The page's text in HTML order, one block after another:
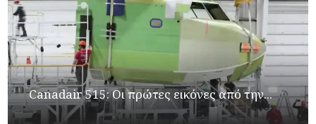
Canadair 515: Οι πρώτες εικόνες από την...